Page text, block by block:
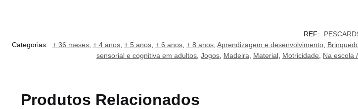
REF:
Categorias:
+ 36 meses, + 4 anos, + 5 anos, + 6 anos, + 8 anos, Aprendizagem e desenvolvimento,
sensorial e cognitiva em adultos Jogos Madeira Material Motricidade Na escola
Produtos Relacionados